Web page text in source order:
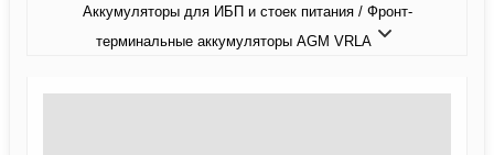
Аккумуляторы для ИБП и стоек питания / Фронт-
терминальные аккумуляторы AGM VRLA